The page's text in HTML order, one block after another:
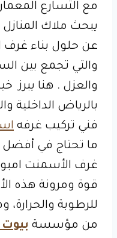
مع التسارع
يبحث ملاك المنازل
عن حلول بناء
والتي تجمع بين
والعزل . هنا يبرز
بالرياض الداخلية
فني تركيب غرفه
ما تحتاج في أفضل
غرف الأسمنت
قوة ومرونة هذه
للرطوبة والحرارة،
من مؤسسة